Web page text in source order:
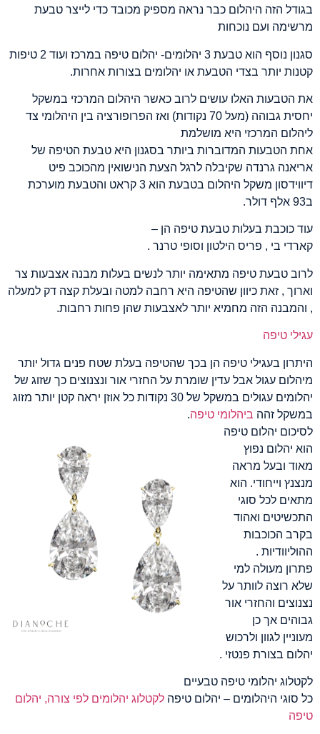
בגודל הזה היהלום כבר נראה מספיק מכובד כדי לייצר טבעת
מרשימה ועם נוכחות
סגנון נוסף הוא טבעת 3 יהלומים- יהלום טיפה במרכז ועוד 2 טיפות
קטנות יותר בצדי הטבעת או יהלומים בצורות אחרות.
את הטבעות האלו עושים לרוב כאשר היהלום המרכזי במשקל
יחסית גבוהה (מעל 70 נקודות) ואז הפרופורציה בין היהלומי צד
ליהלום המרכזי היא מושלמת
אחת הטבעות המדוברות ביותר בסגנון היא טבעת הטיפה של
אריאנה גרנדה שקיבלה לרגל הצעת הנישואין מהכוכב פיט
דיווידסון משקל היהלום בטבעת הוא 3 קראט והטבעת מוערכת
ב93 אלף דולר.
עוד כוכבת בעלות טבעת טיפה הן –
קארדי בי , פריס הילטון וסופי טרנר .
לרוב טבעת טיפה מתאימה יותר לנשים בעלות מבנה אצבעות צר
וארוך , זאת כיוון שהטיפה היא רחבה למטה ובעלת קצה דק למעלה
, והמבנה הזה מחמיא יותר לאצבעות שהן פחות רחבות.
עגילי טיפה
היתרון בעגילי טיפה הן בכך שהטיפה בעלת שטח פנים גדול יותר
מיהלום עגול אבל עדין שומרת על החזרי אור ונצנוצים כך שזוג של
יהלומים עגולים במשקל של 30 נקודות כל אוזן יראה קטן יותר מזוג
במשקל זהה ביהלומי טיפה.
לסיכום יהלום טיפה
הוא יהלום נפוץ
מאוד ובעל מראה
מנצנץ וייחודי. הוא
מתאים לכל סוגי
התכשיטים ואהוד
בקרב הכוכבות
ההוליוודיות .
פתרון מעולה למי
שלא רוצה לוותר על
נצנוצים והחזרי אור
גבוהים אך כן
מעוניין לגוון ולרכוש
יהלום בצורת פנטזי .
לקטלוג יהלומי טיפה טבעיים
כל סוגי היהלומים – יהלום טיפה לקטלוג יהלומים לפי צורה, יהלום
טיפה